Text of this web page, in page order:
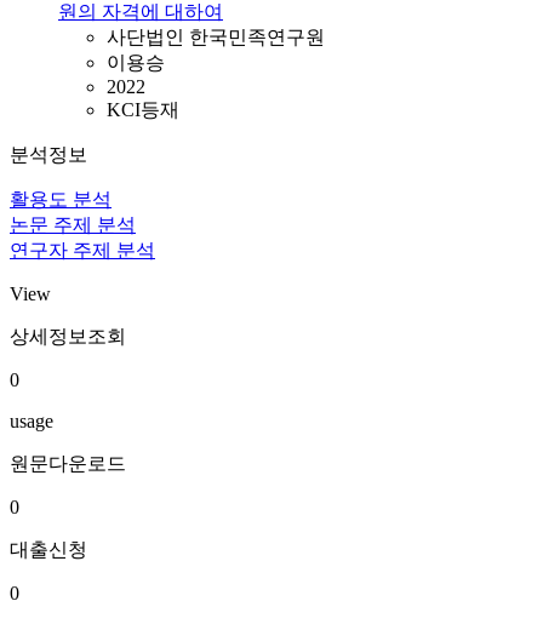
원의 자격에 대하여
사단법인 한국민족연구원
이용승
2022
KCI등재
분석정보
활용도 분석
논문 주제 분석
연구자 주제 분석
View
상세정보조회
0
usage
원문다운로드
0
대출신청
0